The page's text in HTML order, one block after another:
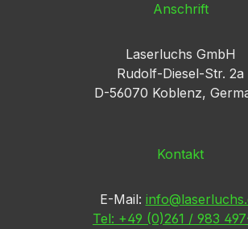
Anschrift
Laserluchs GmbH
Rudolf-Diesel-Str. 2a
D-56070 Koblenz,
Kontakt
E-Mail:
Tel: +49 (0)261 / 983